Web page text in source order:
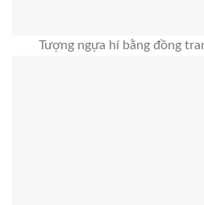
Tượng ngựa hí bằng đồng